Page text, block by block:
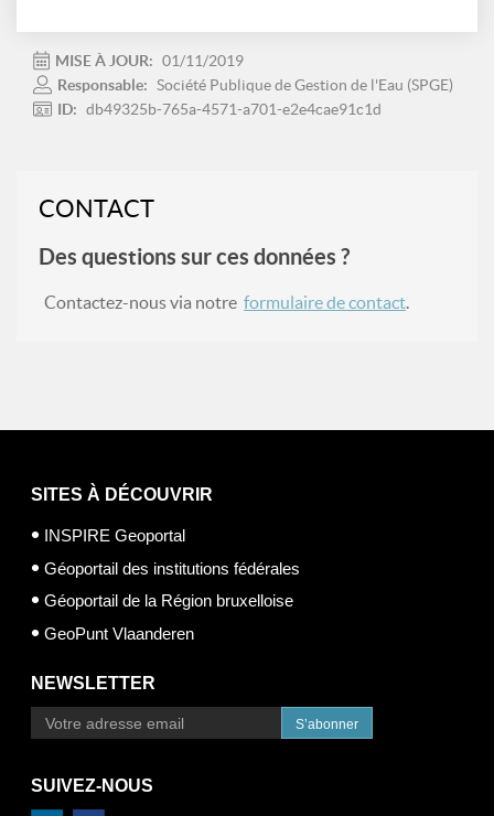
MISE À JOUR: 01/11/2019
Responsable: Société Publique de Gestion de l'Eau (SPGE)
ID: db49325b-765a-4571-a701-e2e4cae91c1d
CONTACT
Des questions sur ces données ?
Contactez-nous via notre formulaire de contact.
SITES À DÉCOUVRIR
INSPIRE Geoportal
Géoportail des institutions fédérales
Géoportail de la Région bruxelloise
GeoPunt Vlaanderen
NEWSLETTER
S’abonner
SUIVEZ-NOUS